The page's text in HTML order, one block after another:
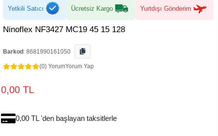
Yetkili Satıcı Ücretsiz Kargo Yurtdışı Gönderim
Ninoflex NF3427 MC19 45 15 128
Barkod : 8681990161050
(0) YorumYorum Yap
0,00 TL
0,00 TL 'den başlayan taksitlerle